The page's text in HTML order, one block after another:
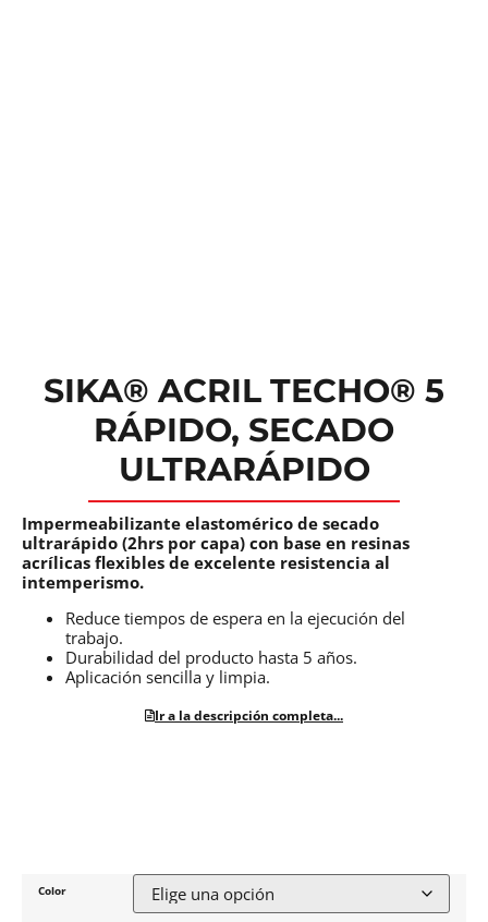
SIKA® ACRIL TECHO® 5
RÁPIDO, SECADO
ULTRARÁPIDO
Impermeabilizante elastomérico de secado
ultrarápido (2hrs por capa) con base en resinas
acrílicas flexibles de excelente resistencia al
intemperismo.
Reduce tiempos de espera en la ejecución del
trabajo.
Durabilidad del producto hasta 5 años.
Aplicación sencilla y limpia.
Ir a la descripción completa...
Color